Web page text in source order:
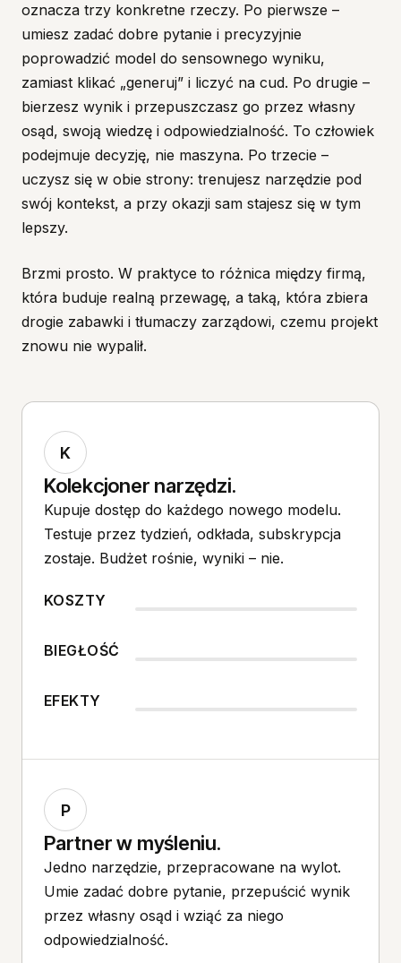
oznacza trzy konkretne rzeczy. Po pierwsze –
umiesz zadać dobre pytanie i precyzyjnie
poprowadzić model do sensownego wyniku,
zamiast klikać „generuj” i liczyć na cud. Po drugie –
bierzesz wynik i przepuszczasz go przez własny
osąd, swoją wiedzę i odpowiedzialność. To człowiek
podejmuje decyzję, nie maszyna. Po trzecie –
uczysz się w obie strony: trenujesz narzędzie pod
swój kontekst, a przy okazji sam stajesz się w tym
lepszy.
Brzmi prosto. W praktyce to różnica między firmą,
która buduje realną przewagę, a taką, która zbiera
drogie zabawki i tłumaczy zarządowi, czemu projekt
znowu nie wypalił.
K
Kolekcjoner narzędzi.
Kupuje dostęp do każdego nowego modelu.
Testuje przez tydzień, odkłada, subskrypcja
zostaje. Budżet rośnie, wyniki – nie.
KOSZTY
BIEGŁOŚĆ
EFEKTY
P
Partner w myśleniu.
Jedno narzędzie, przepracowane na wylot.
Umie zadać dobre pytanie, przepuścić wynik
przez własny osąd i wziąć za niego
odpowiedzialność.